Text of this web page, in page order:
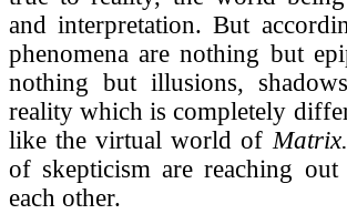
and interpretation. But
phenomena are nothing but
nothing but illusions,
reality which is completely
like the virtual world ofMatrix.
of skepticism are reaching
each other.